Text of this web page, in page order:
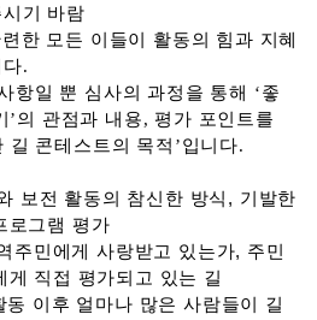
기 바람
한 모든 이들이 활동의 힘과 지혜
.
항일 뿐 심사의 과정을 통해 ‘좋
’의 관점과 내용, 평가 포인트를
길 콘테스트의 목적’입니다.
보전 활동의 참신한 방식, 기발한
로그램 평가
주민에게 사랑받고 있는가, 주민
게 직접 평가되고 있는 길
얼마나 많은 사람들이 길